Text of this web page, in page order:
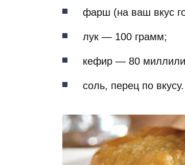
фарш (на ваш вкус
лук — 100 грамм;
кефир — 80
соль, перец по вкусу.